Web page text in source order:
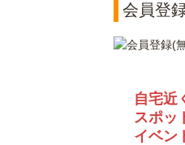
会員登
自宅近
スポッ
イベン